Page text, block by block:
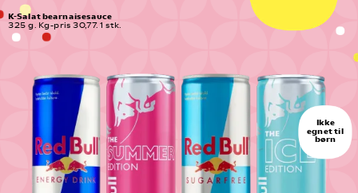
K-Salat bearnaisesauce
325 g. Kg-pris 30,77. 1 stk.
Ikke
egnet til
børn